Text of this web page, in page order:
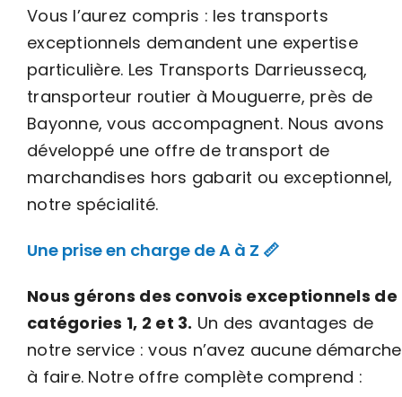
Vous l’aurez compris : les transports
exceptionnels demandent une expertise
particulière. Les Transports Darrieussecq,
transporteur routier à Mouguerre, près de
Bayonne, vous accompagnent. Nous avons
développé une offre de transport de
marchandises hors gabarit ou exceptionnel,
notre spécialité.
Une prise en charge de A à Z 📏
Nous gérons des convois exceptionnels de
catégories 1, 2 et 3. Un des avantages de
notre service : vous n’avez aucune démarche
à faire. Notre offre complète comprend :